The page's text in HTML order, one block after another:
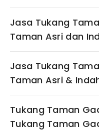
Jasa Tukang
Taman Asri dan
Jasa Tukang
Taman Asri &
Tukang Taman
Tukang Taman